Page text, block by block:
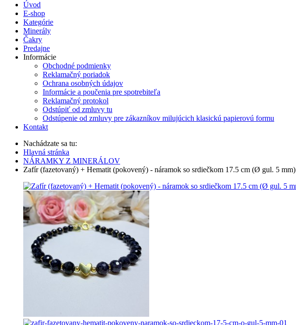
Úvod
E-shop
Kategórie
Minerály
Čakry
Predajne
Informácie
Obchodné podmienky
Reklamačný poriadok
Ochrana osobných údajov
Informácie a poučenia pre spotrebiteľa
Reklamačný protokol
Odstúpiť od zmluvy tu
Odstúpenie od zmluvy pre zákazníkov milujúcich klasickú papierovú formu
Kontakt
Nachádzate sa tu:
Hlavná stránka
NÁRAMKY Z MINERÁLOV
Zafír (fazetovaný) + Hematit (pokovený) - náramok so srdiečkom 17.5 cm (Ø gul. 5 mm)